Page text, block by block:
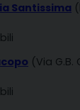
Santissima
(Via G.B.